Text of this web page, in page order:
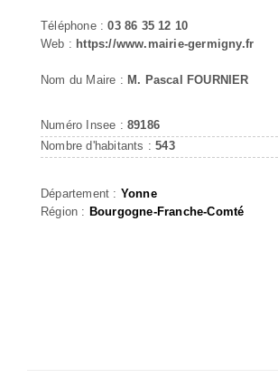
Téléphone :03 86 35 12 10
Web : https://www.mairie-germigny.fr
Nom du Maire : M. Pascal FOURNIER
Numéro Insee : 89186
Nombre d'habitants :543
Département : Yonne
Région : Bourgogne-Franche-Comté